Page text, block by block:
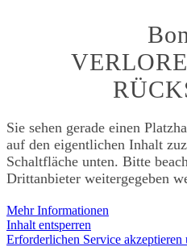
Sie sehen gerade einen
auf den eigentlichen Inhalt
Schaltfläche unten. Bitte
Drittanbieter weitergegeben
Mehr Informationen
Inhalt entsperren
Erforderlichen Service akzeptieren